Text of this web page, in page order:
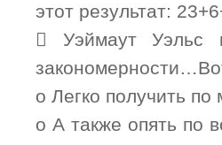
этот результат:
 Уэймаут
o Легко получить
o А также опять по